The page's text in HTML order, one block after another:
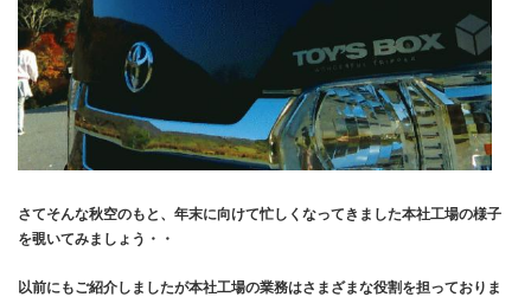
さてそんな秋空のもと、年末に向けて忙しくなってきました本社工場の様子
を覗いてみましょう・・
以前にもご紹介しましたが本社工場の業務はさまざまな役割を担っておりま